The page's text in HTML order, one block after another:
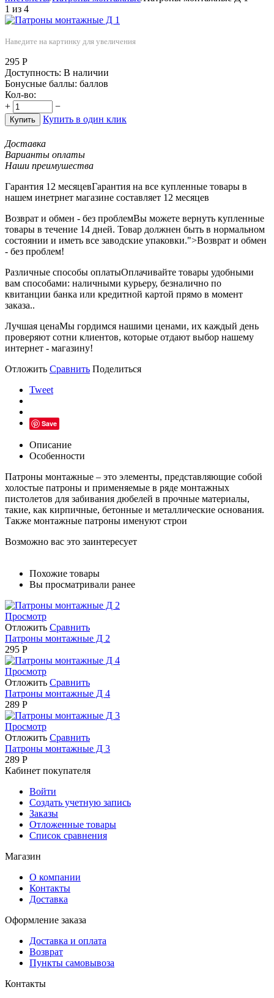
1 из 4
Наведите на картинку для увеличения
295 Р
Доступность: В наличии
Бонусные баллы: баллов
Кол-во:
+
−
Купить Купить в один клик
Доставка
Варианты оплаты
Наши преимушества
Гарантия 12 месяцевГарантия на все купленные товары в
нашем инетрнет магазине составляет 12 месяцев
Возврат и обмен - без проблемВы можете вернуть купленные
товары в течение 14 дней. Товар должнен быть в нормальном
состоянии и иметь все заводские упаковки.">Возврат и обмен
- без проблем!
Различные способы оплатыОплачивайте товары удобными
вам способами: наличными курьеру, безналично по
квитанции банка или кредитной картой прямо в момент
заказа..
Лучшая ценаМы гордимся нашими ценами, их каждый день
проверяют сотни клиентов, которые отдают выбор нашему
интернет - магазину!
Отложить Сравнить Поделиться
Tweet
Save
Описание
Особенности
Патроны монтажные – это элементы, представляющие собой
холостые патроны и применяемые в ряде монтажных
пистолетов для забивания дюбелей в прочные материалы,
такие, как кирпичные, бетонные и металлические основания.
Также монтажные патроны именуют строи
Возможно вас это заинтересует
Похожие товары
Вы просматривали ранее
Просмотр
Отложить Сравнить
Патроны монтажные Д 2
295 Р
Просмотр
Отложить Сравнить
Патроны монтажные Д 4
289 Р
Просмотр
Отложить Сравнить
Патроны монтажные Д 3
289 Р
Кабинет покупателя
Войти
Создать учетную запись
Заказы
Отложенные товары
Список сравнения
Магазин
О компании
Контакты
Доставка
Оформление заказа
Доставка и оплата
Возврат
Пункты самовывоза
Контакты